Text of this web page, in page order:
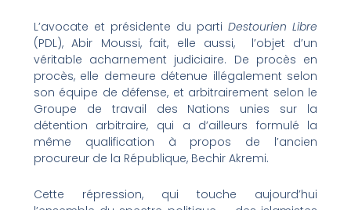
L’avocate et présidente du partiDestourien Libre
(PDL), Abir Moussi, fait, elle aussi, l’objet d’un
véritable acharnement judiciaire. De procès en
procès, elle demeure détenue illégalement selon
son équipe de défense, et arbitrairement selon le
Groupe de travail des Nations unies sur la
détention arbitraire, qui a d’ailleurs formulé la
même qualification à propos de l’ancien
procureur de la République, Bechir Akremi.
Cette répression, qui touche aujourd’hui